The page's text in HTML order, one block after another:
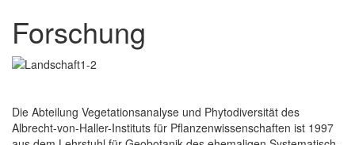
Forschung
Die Abteilung Vegetationsanalyse und Phytodiversität des
Albrecht-von-Haller-Instituts für Pflanzenwissenschaften ist 1997